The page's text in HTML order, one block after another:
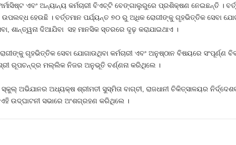
ଏବଂ ଅନ୍ୟାନ୍ୟ କର୍ମଚାରୀ ବିଏଚ୍ଟି ବେଙ୍ଗାଲୁରୁରେ ପ୍ରଶିକ୍ଷଣ ନେଇଛନ୍ତି ।
ହେଉଛି । ବର୍ତ୍ତମାନ ପର୍ଯ୍ୟନ୍ତ ୭୦ ରୁ ଅଧିକ ରୋଗୀଙ୍କୁ ଗୃହଭିତ୍ତିକ ସେବା
ଶାନ୍ତ୍ୱନା ଦିଆଯିବା ସହ ମାନସିକ ସ୍ତରରେ ଦୃଢ଼ କରାଯାଇଥାଏ ।
ଗୃହଭିତ୍ତିକ ସେବା ଯୋଗାଉଥିବା କର୍ମଚାରୀ ଏବଂ ଅନୁଷ୍ଠାନ ବିଷୟରେ ସଂପୂର୍ଣ୍ଣ
ରୂପଚନ୍ଦ୍ର ମଲ୍ଲିକ ନିଜର ଅନୁଭୂତି ବର୍ଣ୍ଣନା କରିଥିଲେ ।
ଅଭିଯାନର ଅଧ୍ୟକ୍ଷ ଶ୍ରୀମତୀ ସୁସ୍ମିତା ବାଗ୍ଚୀ, ରାଜଧାନୀ ଚିକିତ୍ସାଳୟର
ଉଦ୍ଘାଟନୀ ସଭାରେ ଅଂଶଗ୍ରହଣ କରିଥିଲେ ।